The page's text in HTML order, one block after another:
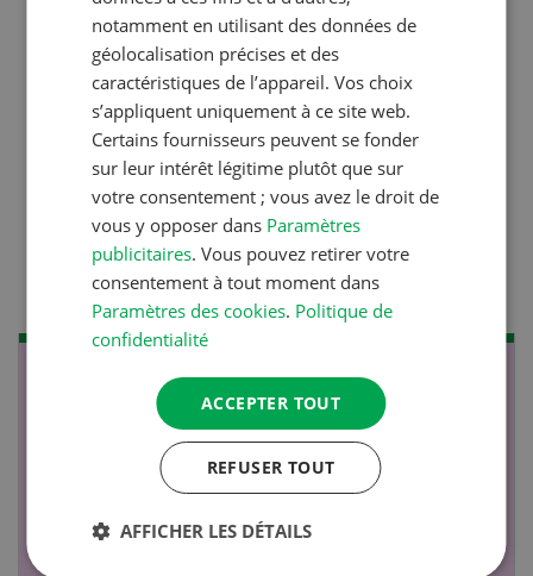
Couverts végétaux:
objectifs clairs, bénéfices
durables
Production animale
Lutter efficacement contre
la diarrhée des porcelets
JAN
26
notamment en utilisant des données de
géolocalisation précises et des
caractéristiques de l’appareil. Vos choix
s’appliquent uniquement à ce site web.
Certains fournisseurs peuvent se fonder
sur leur intérêt légitime plutôt que sur
votre consentement ; vous avez le droit de
vous y opposer dans Paramètres
publicitaires. Vous pouvez retirer votre
consentement à tout moment dans
Paramètres des cookies. Politique de
confidentialité
ACCEPTER TOUT
REFUSER TOUT
AFFICHER LES DÉTAILS